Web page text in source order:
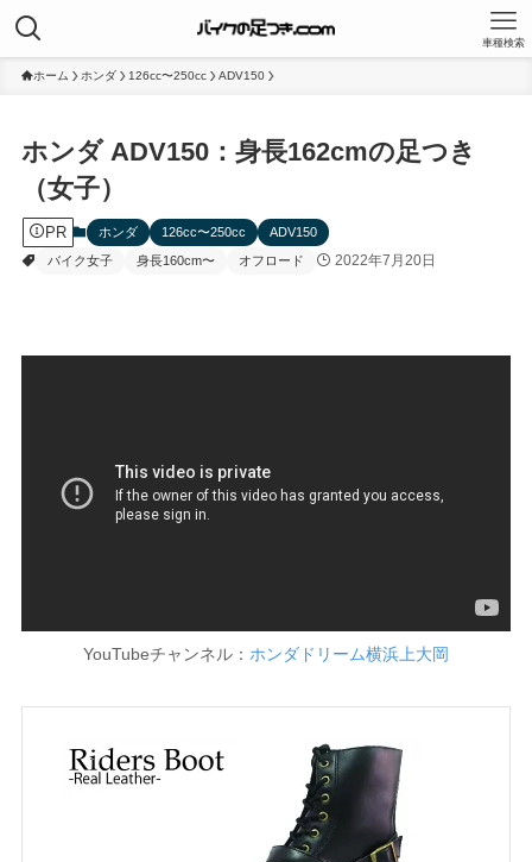
車種検索
ホーム ホンダ 126cc〜250cc ADV150
ホンダ ADV150：身長162cmの足つき
（女子）
PR ホンダ 126cc〜250cc
ADV150
バイク女子
身長160cm〜 オフロード 2022年7月20日
YouTubeチャンネル： ホンダドリーム横浜上大岡